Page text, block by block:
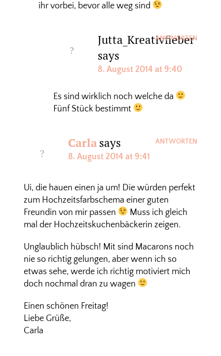
ihr vorbei, bevor alle weg sind
Jutta_Kreativfieber
says
8. August 2014 at 9:40
Es sind wirklich noch welche da
Fünf Stück bestimmt
ANTWORTEN
Carlasays
8. August 2014 at 9:41
Ui, die hauen einen ja um! Die würden perfekt
zum Hochzeitsfarbschema einer guten
Freundin von mir passen
Muss ich gleich
mal der Hochzeitskuchenbäckerin zeigen.
Unglaublich hübsch! Mit sind Macarons noch
nie so richtig gelungen, aber wenn ich so
etwas sehe, werde ich richtig motiviert mich
doch nochmal dran zu wagen
Einen schönen Freitag!
Liebe Grüße,
Carla
ANTWORTEN